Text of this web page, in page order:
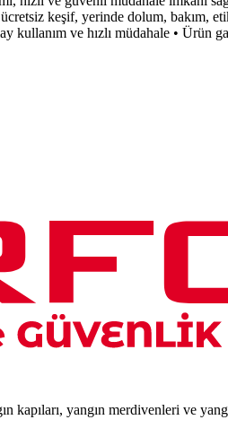
keşif, yerinde dolum, bakım,
kullanım ve hızlı müdahale • Ürün
kapıları, yangın merdivenleri ve